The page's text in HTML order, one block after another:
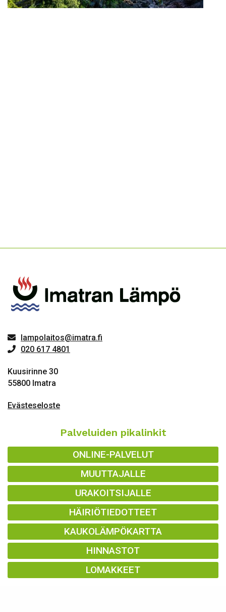
lampolaitos@imatra.fi
020 617 4801
Kuusirinne 30
55800 Imatra
Evästeseloste
Palveluiden pikalinkit
ONLINE-PALVELUT
MUUTTAJALLE
URAKOITSIJALLE
HÄIRIÖTIEDOTTEET
KAUKOLÄMPÖKARTTA
HINNASTOT
LOMAKKEET